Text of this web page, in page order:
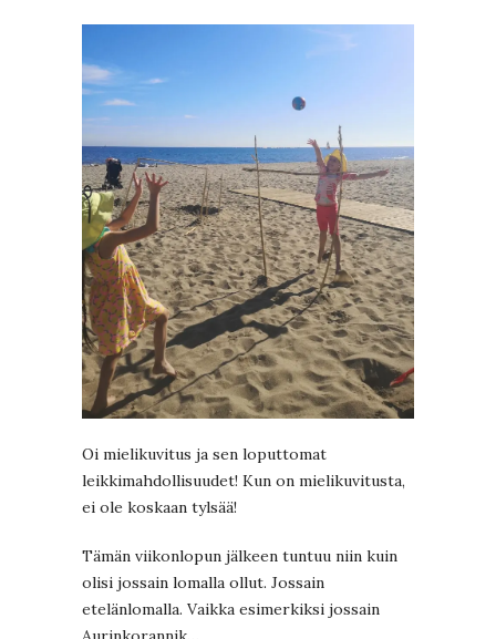
Oi mielikuvitus ja sen loputtomat
leikkimahdollisuudet! Kun on mielikuvitusta,
ei ole koskaan tylsää!
Tämän viikonlopun jälkeen tuntuu niin kuin
olisi jossain lomalla ollut. Jossain
etelänlomalla. Vaikka esimerkiksi jossain